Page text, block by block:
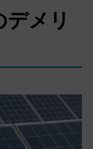
デメリ